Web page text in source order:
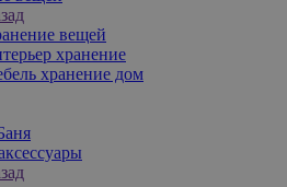
вещей
хранение
хранение дом